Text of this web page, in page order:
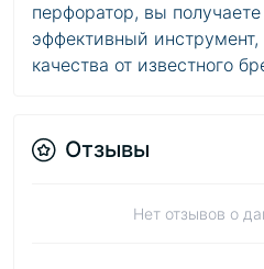
перфоратор, вы
эффективный
качества от известного
Отзывы
Нет отзывов о